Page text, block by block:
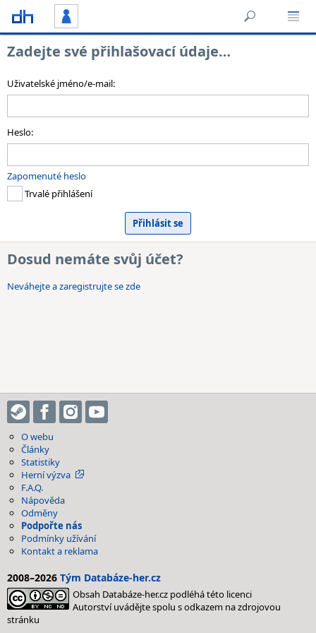
Zadejte své přihlašovací údaje…
Uživatelské jméno/e-mail:
Heslo:
Zapomenuté heslo
Trvalé přihlášení
Dosud nemáte svůj účet?
Neváhejte a zaregistrujte se zde
O webu
Články
Statistiky
Herní výzva
F.A.Q.
Nápověda
Odměny
Podpořte nás
Podmínky užívání
Kontakt a reklama
2008–2026 Tým Databáze-her.cz
Obsah Databáze-her.cz podléhá této licenci
Autorství uvádějte spolu s odkazem na zdrojovou
stránku